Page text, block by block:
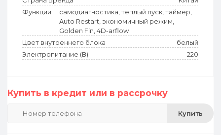
Функции
самодиагностика, теплый пуск, таймер,
Auto Restart, экономичный режим,
Golden Fin, 4D-arflow
Цвет внутреннего блока
белый
Электропитание (В)
220
Купить в кредит или в рассрочку
Купить